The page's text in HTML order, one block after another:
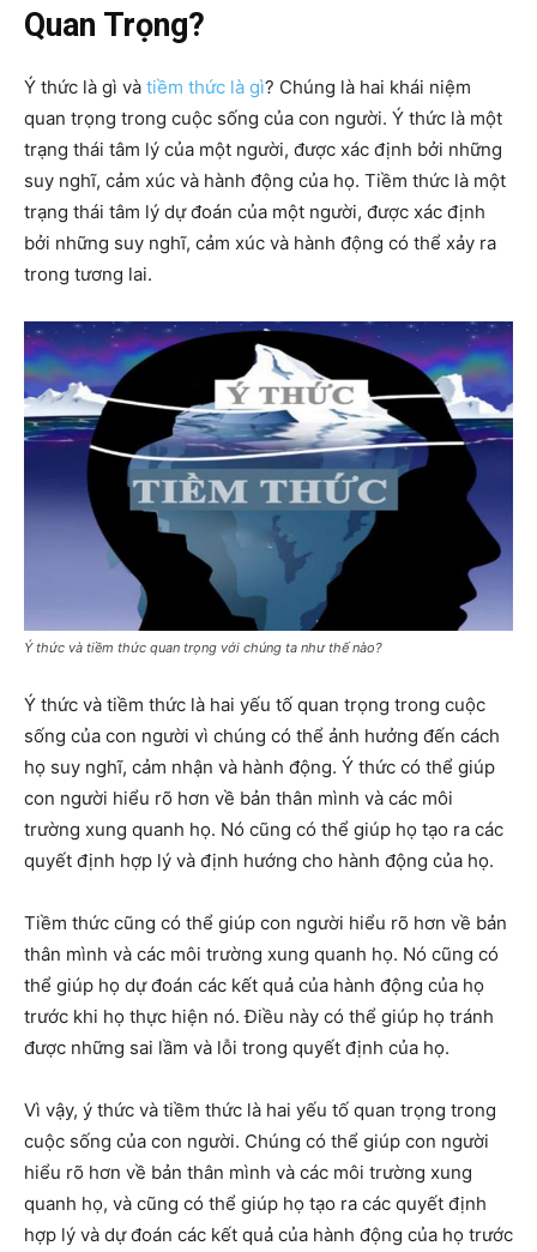
Quan Trọng?
Ý thức là gì và tiềm thức là gì? Chúng là hai khái niệm
quan trọng trong cuộc sống của con người. Ý thức là một
trạng thái tâm lý của một người, được xác định bởi những
suy nghĩ, cảm xúc và hành động của họ. Tiềm thức là một
trạng thái tâm lý dự đoán của một người, được xác định
bởi những suy nghĩ, cảm xúc và hành động có thể xảy ra
trong tương lai.
Ý thức và tiềm thức quan trọng với chúng ta như thế nào?
Ý thức và tiềm thức là hai yếu tố quan trọng trong cuộc
sống của con người vì chúng có thể ảnh hưởng đến cách
họ suy nghĩ, cảm nhận và hành động. Ý thức có thể giúp
con người hiểu rõ hơn về bản thân mình và các môi
trường xung quanh họ. Nó cũng có thể giúp họ tạo ra các
quyết định hợp lý và định hướng cho hành động của họ.
Tiềm thức cũng có thể giúp con người hiểu rõ hơn về bản
thân mình và các môi trường xung quanh họ. Nó cũng có
thể giúp họ dự đoán các kết quả của hành động của họ
trước khi họ thực hiện nó. Điều này có thể giúp họ tránh
được những sai lầm và lỗi trong quyết định của họ.
Vì vậy, ý thức và tiềm thức là hai yếu tố quan trọng trong
cuộc sống của con người. Chúng có thể giúp con người
hiểu rõ hơn về bản thân mình và các môi trường xung
quanh họ, và cũng có thể giúp họ tạo ra các quyết định
hợp lý và dự đoán các kết quả của hành động của họ trước